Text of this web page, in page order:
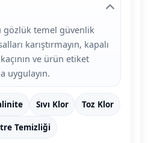
gözlük temel güvenlik
karıştırmayın, kapalı
ve ürün etiket
uygulayın.
Sıvı Klor Toz Klor
Temizliği